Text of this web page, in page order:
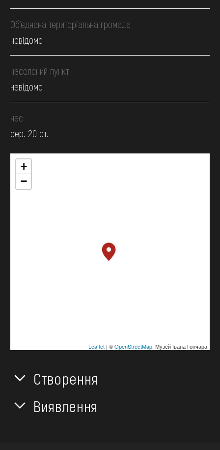
Об’єднана територіальна громада
невідомо
населений пункт
невідомо
час
сер. 20 ст.
+
−
Leaflet| ©OpenStreetMap, Музей Івана Гончара
Створення
Виявлення